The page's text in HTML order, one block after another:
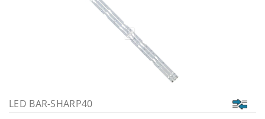
Poslovna
oprema,računari
LED BAR-SHARP40